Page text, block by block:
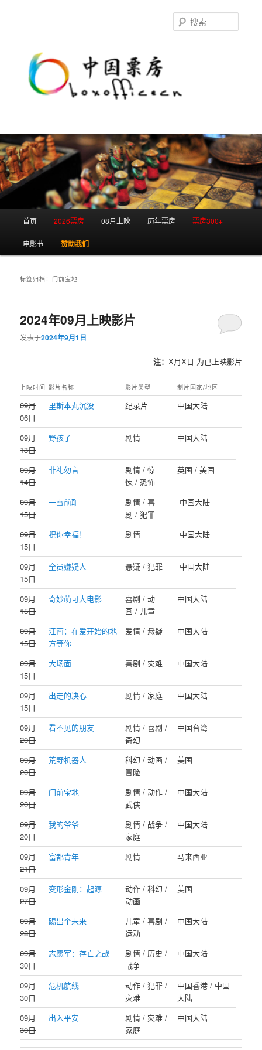
首页 2026票房 08月上映 历年票房 票房300+
电影节 赞助我们
标签归档： 门前宝地
2024年09月上映影片
发表于2024年9月1日
注： X月X日为已上映影片
上映时间 影片名称 影片类型 制片国家/地区
09月
06日
里斯本丸沉没 纪录片 中国大陆
09月
13日
野孩子 剧情 中国大陆
09月
14日
非礼勿言
剧情 / 惊
悚 / 恐怖
英国 / 美国
09月
15日
一雪前耻
剧情 / 喜
剧 / 犯罪
中国大陆
09月
15日
祝你幸福！ 剧情 中国大陆
09月
15日
全员嫌疑人 悬疑 / 犯罪 中国大陆
09月
15日
奇妙萌可大电影
喜剧 / 动
画 / 儿童
中国大陆
09月
15日
江南：在爱开始的地
方等你
爱情 / 悬疑 中国大陆
09月
15日
大场面 喜剧 / 灾难 中国大陆
09月
15日
出走的决心 剧情 / 家庭 中国大陆
09月
20日
看不见的朋友
剧情 / 喜剧 /
奇幻
中国台湾
09月
20日
荒野机器人
科幻 / 动画 /
冒险
美国
09月
20日
门前宝地
剧情 / 动作 /
武侠
中国大陆
09月
20日
我的爷爷
剧情 / 战争 /
家庭
中国大陆
09月
21日
富都青年 剧情 马来西亚
09月
27日
变形金刚：起源
动作 / 科幻 /
动画
美国
09月
28日
踢出个未来
儿童 / 喜剧 /
运动
中国大陆
09月
30日
志愿军：存亡之战
剧情 / 历史 /
战争
中国大陆
09月
30日
危机航线
动作 / 犯罪 /
灾难
中国香港 / 中国
大陆
09月
30日
出入平安
剧情 / 灾难 /
家庭
中国大陆